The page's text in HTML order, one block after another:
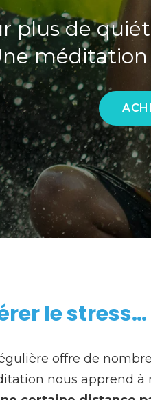
plus de
le stress…
offre de
nous apprend à